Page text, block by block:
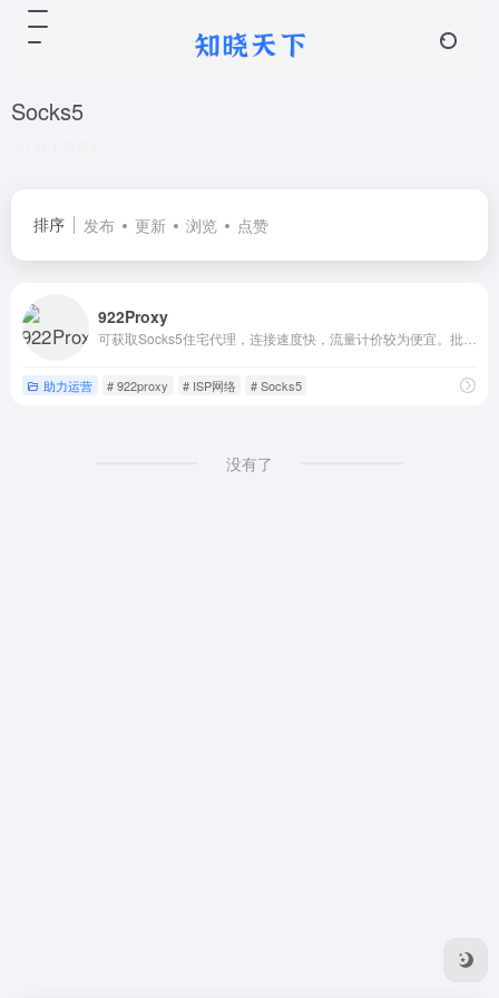
Socks5
排序 发布 更新 浏览 点赞
922Proxy
助力运营 # 922proxy # ISP网络 # Socks5
没有了